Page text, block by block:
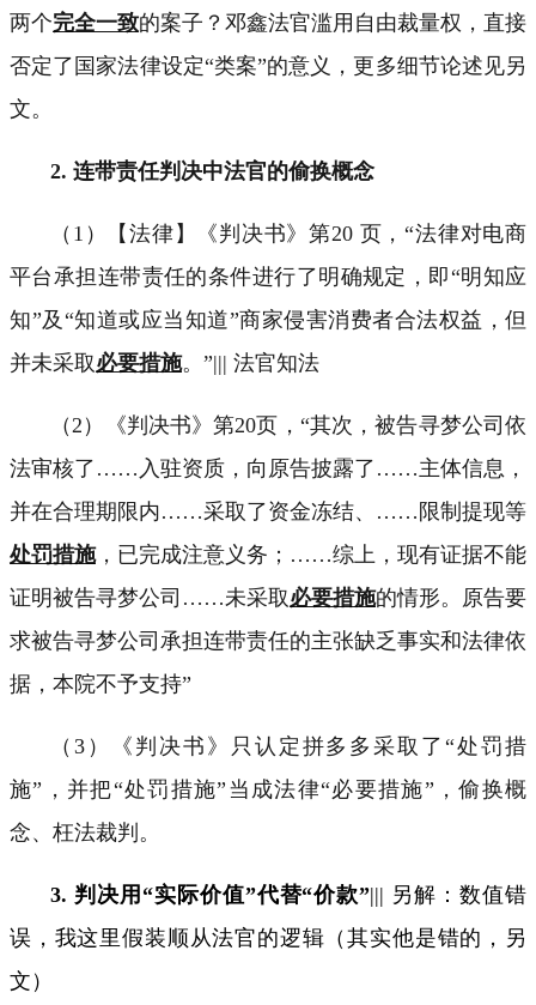
两个完全一致的案子？邓鑫法官滥用自由裁量权，直接
否定了国家法律设定“类案”的意义，更多细节论述见另
文。
2.连带责任判决中法官的偷换概念
（ 1 ）【法律】《判决书》第20 页，“法律对电商
平台承担连带责任的条件进行了明确规定，即“明知应
知”及 “知道或应当知道”商家侵害消费者合法权益，但
并未采取必要措施。 ”||| 法官知法
（ 2 ）《判决书》第20页， “其次，被告寻梦公司依
法审核了 …… 入驻资质，向原告披露了 ……主体信息，
并在合理期限内……采取了资金冻结、 ……限制提现等
处罚措施，已完成注意义务； ……综上，现有证据不能
证明被告寻梦公司 ……未采取必要措施的情形。原告要
求被告寻梦公司承担连带责任的主张缺乏事实和法律依
据，本院不予支持”
（3 ）《判决书》只认定拼多多采取了“处罚措
施” ，并把“处罚措施”当成法律“必要措施” ，偷换概
念、枉法裁判。
3. 判决用“实际价值”代替“价款”||| 另解：数值错
误， 我这里假装顺从法官的逻辑（其实他是错的，另
文）